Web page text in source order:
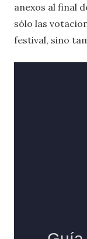
anexos al final
sólo las
festival, sino